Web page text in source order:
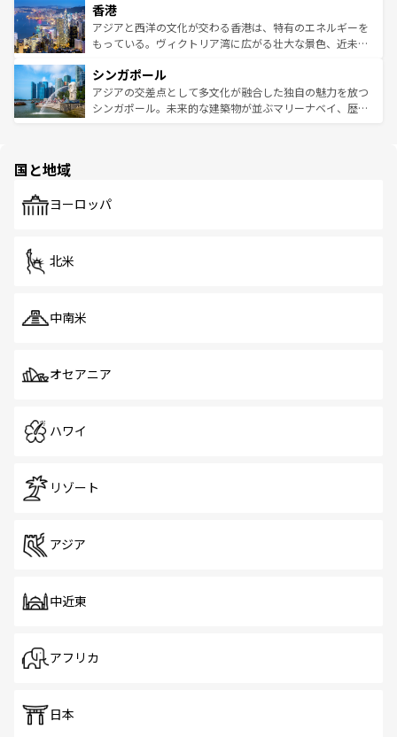
とつ。フォーやバインミー、ベトナムコーヒーなどは、ぜ
ひ現地で味わいたい。どの地域を訪れてもあたたかい人々
が旅行者を迎えてくれるので、きっと忘れられない旅にな
参照してほしい。
の活気が交差している。北部ではチェンマイなどの山岳地
帯で自然と触れ合い、南部ではプーケットやクラビの美し
いビーチでリゾート気分を楽しむことができる。タイ料理
激する。気候は一年中温暖で、どの季節にも異なる楽しみ
が待っている。親しみやすいタイの人々、仏教を中心とし
た文化、そして多様な観光資源が、訪れる旅人を魅了し続
香港
アジアと西洋の文化が交わる香港は、特有のエネルギーを
もっている。ヴィクトリア湾に広がる壮大な景色、近未来
み、どこを訪れても感動するはず。観光スポットが密集し
ており、効率よく見どころを回れるのも魅力。息をのむよ
うな絶景から文化的な体験まで、香港を存分に楽しみ尽く
シンガポール
アジアの交差点として多文化が融合した独自の魅力を放つ
シンガポール。未来的な建築物が並ぶマリーナベイ、歴史
で、ホーカーズは地元の風情を楽しめる外せないスポット
国と地域
ヨーロッパ
北米
中南米
オセアニア
ハワイ
リゾート
アジア
中近東
アフリカ
日本